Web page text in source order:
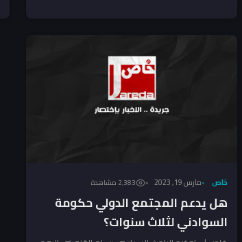
خاص مارس 19, 2023 2٬383 مشاهدة
هل يدعم المجتمع الدولي حكومة
السوادني لثلاث سنوات؟